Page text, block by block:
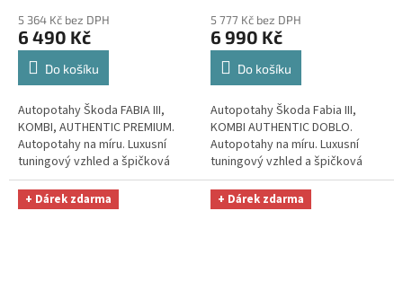
zdarma v hodnotě 329,-Kč
5 364 Kč bez DPH
6 490 Kč
Do košíku
Autopotahy Škoda FABIA III,
KOMBI, AUTHENTIC PREMIUM.
Autopotahy na míru. Luxusní
tuningový vzhled a špičková
ochrana čalounění. Profesionální
čalounické zpracování....
zdarma v hodnotě 329,-Kč
5 777 Kč bez DPH
6 990 Kč
Do košíku
Autopotahy Škoda Fabia III,
KOMBI AUTHENTIC DOBLO.
Autopotahy na míru. Luxusní
tuningový vzhled a špičková
ochrana čalounění. Profesionální
čalounické zpracování. Krásné...
+ Dárek zdarma + Dárek zdarma